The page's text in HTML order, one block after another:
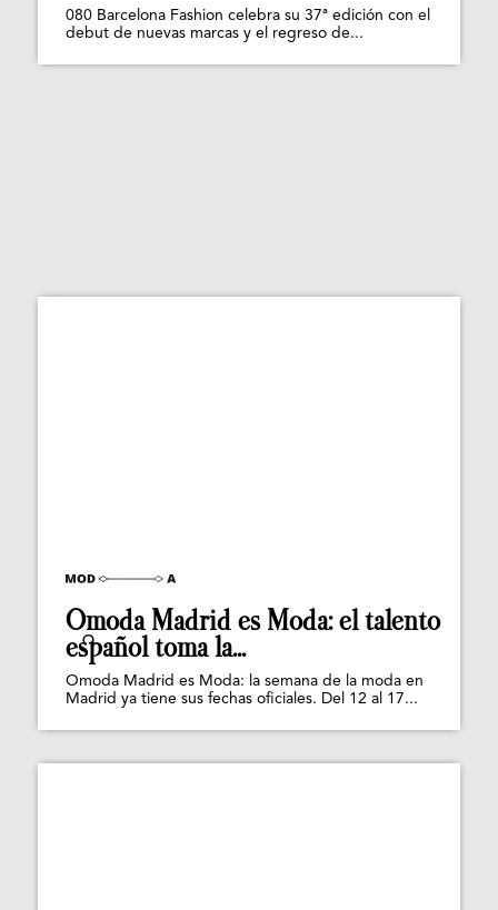
080 Barcelona Fashion celebra su 37ª edición con el
debut de nuevas marcas y el regreso de...
Omoda Madrid es Moda: el talento
español toma la...
Omoda Madrid es Moda: la semana de la moda en
Madrid ya tiene sus fechas oficiales. Del 12 al 17...